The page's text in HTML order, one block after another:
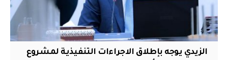
الزيدي يوجه بإطلاق الاجراءات التنفيذية لمشروع